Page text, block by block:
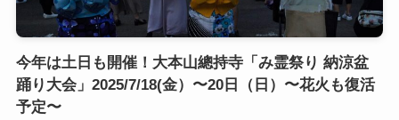
今年は土日も開催！大本山總持寺「み霊祭り 納涼盆
踊り大会」2025/7/18(金）〜20日（日）〜花火も復活
予定〜